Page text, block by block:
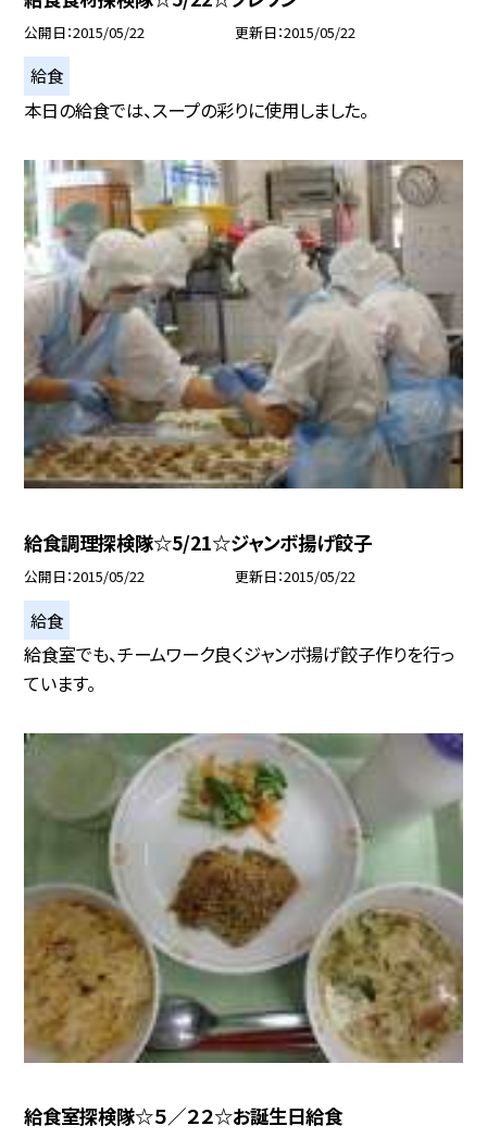
公開日 2015/05/22 更新日 2015/05/22
給食
本日の給食では、スープの彩りに使用しました。
給食調理探検隊☆5/21☆ジャンボ揚げ餃子
公開日 2015/05/22 更新日 2015/05/22
給食
給食室でも、チームワーク良くジャンボ揚げ餃子作りを行っ
ています。
給食室探検隊☆５／２２☆お誕生日給食